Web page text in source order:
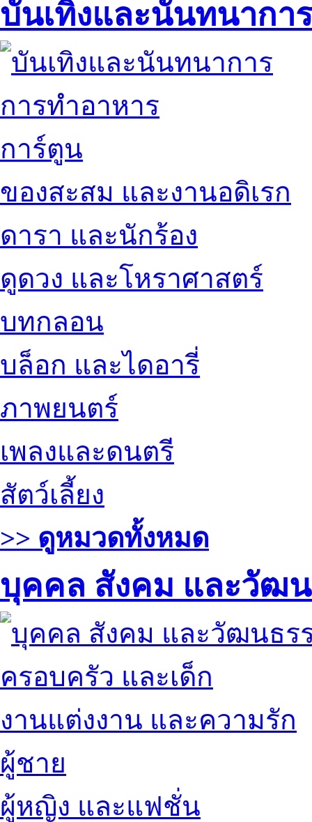
บันเทิงและนันทนาการ
การทำอาหาร
การ์ตูน
ของสะสม และงานอดิเรก
ดารา และนักร้อง
ดูดวง และโหราศาสตร์
บทกลอน
บล็อก และไดอารี่
ภาพยนตร์
เพลงและดนตรี
สัตว์เลี้ยง
>> ดูหมวดทั้งหมด
บุคคล สังคม และวัฒ
ครอบครัว และเด็ก
งานแต่งงาน และความรัก
ผู้ชาย
ผู้หญิง และแฟชั่น